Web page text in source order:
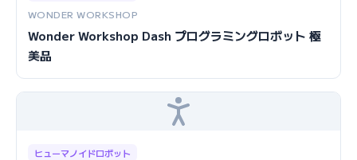
WONDER WORKSHOP
Wonder Workshop Dash プログラミングロボット 極
美品
ヒューマノイドロボット